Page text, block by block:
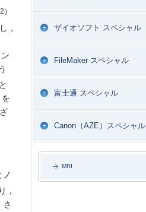
2）
，
，
さ
ザイオソフト スペシャル
FileMaker スペシャル
富士通 スペシャル
Canon（AZE）スペシャル
MRI